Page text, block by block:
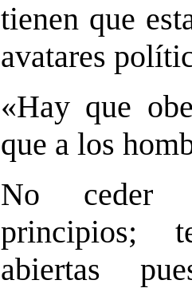
tienen que
avatares
«Hay que
que a los
No ceder
principios;
abiertas